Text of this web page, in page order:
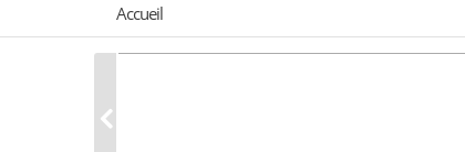
Accueil